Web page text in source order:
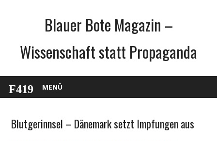
Blauer Bote Magazin –
Wissenschaft statt Propaganda
MENÜ
Gesellschaft
Blutgerinnsel – Dänemark setzt Impfungen aus